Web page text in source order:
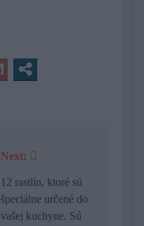
Next:
12 rastlín, ktoré sú
špeciálne určené do
vašej kuchyne. Sú